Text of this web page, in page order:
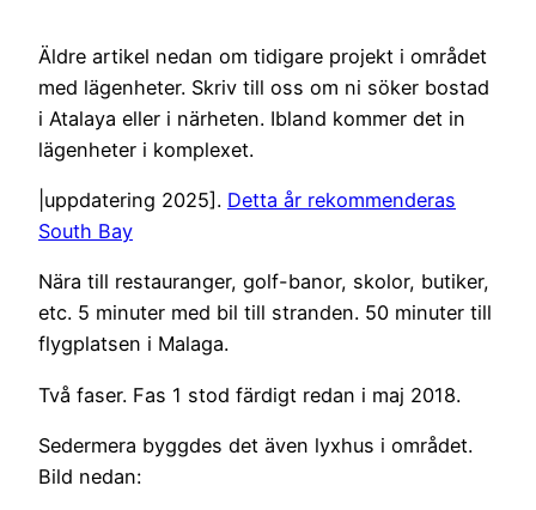
Äldre artikel nedan om tidigare projekt i området
med lägenheter. Skriv till oss om ni söker bostad
i Atalaya eller i närheten. Ibland kommer det in
lägenheter i komplexet.
|uppdatering 2025]. Detta år rekommenderas
South Bay
Nära till restauranger, golf-banor, skolor, butiker,
etc. 5 minuter med bil till stranden. 50 minuter till
flygplatsen i Malaga.
Två faser. Fas 1 stod färdigt redan i maj 2018.
Sedermera byggdes det även lyxhus i området.
Bild nedan: